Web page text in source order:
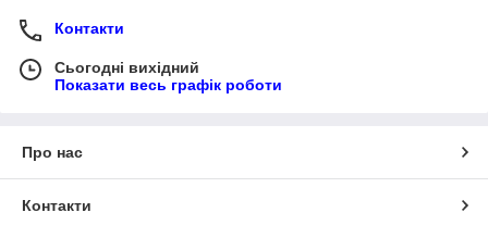
Контакти
Сьогодні вихідний
Показати весь графік роботи
Про нас
Контакти